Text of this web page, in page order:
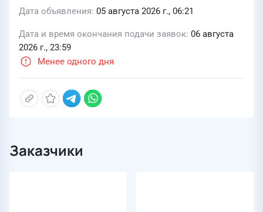
Дата объявления 05 августа 2026 г., 06:21
Дата и время окончания подачи заявок 06 августа
2026 г., 23:59
Менее одного дня
Заказчики